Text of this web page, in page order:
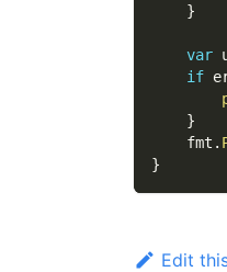
}
var
if
}
    fmt
.
}
Edit